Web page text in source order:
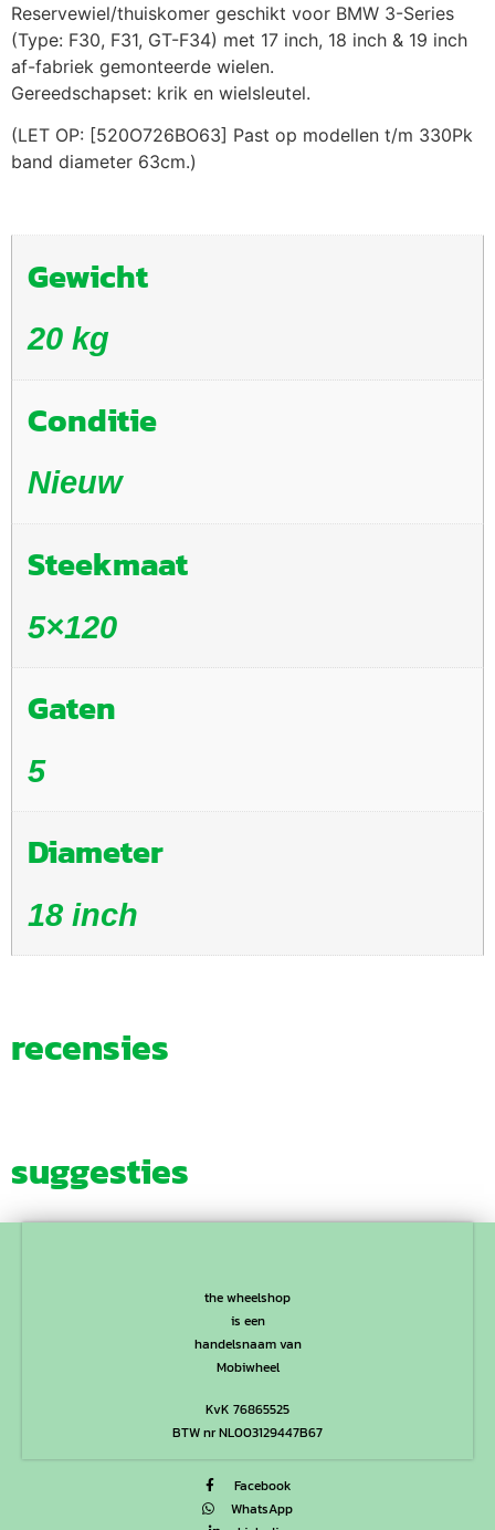
Reservewiel/thuiskomer geschikt voor BMW 3-Series
(Type: F30, F31, GT-F34) met 17 inch, 18 inch & 19 inch
af-fabriek gemonteerde wielen.
Gereedschapset: krik en wielsleutel.
(LET OP: [520O726BO63] Past op modellen t/m 330Pk
band diameter 63cm.)
Gewicht
20 kg
Conditie
Nieuw
Steekmaat
5×120
Gaten
5
Diameter
18 inch
recensies
suggesties
the wheelshop
is een
handelsnaam van
Mobiwheel
KvK 76865525
BTW nr NL003129447B67
Facebook
WhatsApp